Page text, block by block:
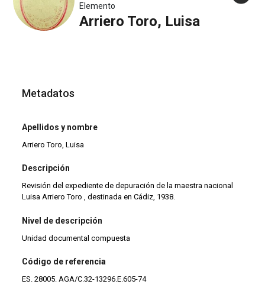
Elemento
Arriero Toro, Luisa
Metadatos
Apellidos y nombre
Arriero Toro, Luisa
Descripción
Revisión del expediente de depuración de la maestra nacional
Luisa Arriero Toro , destinada en Cádiz, 1938.
Nivel de descripción
Unidad documental compuesta
Código de referencia
ES. 28005. AGA/C.32-13296.E.605-74